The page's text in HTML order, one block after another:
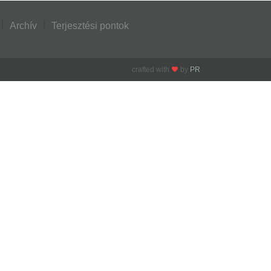
Archív Terjesztési pontok
crafted with by PR